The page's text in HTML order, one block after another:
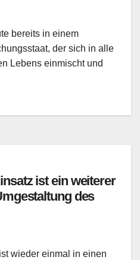
bereits in einem
der sich in alle
Lebens einmischt und
ist ein weiterer
des
wieder einmal in einen